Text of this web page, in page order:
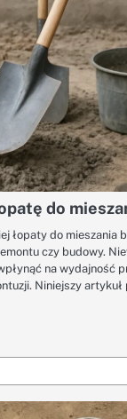
do
łopaty do mieszania
czy budowy.
na wydajność
Niniejszy